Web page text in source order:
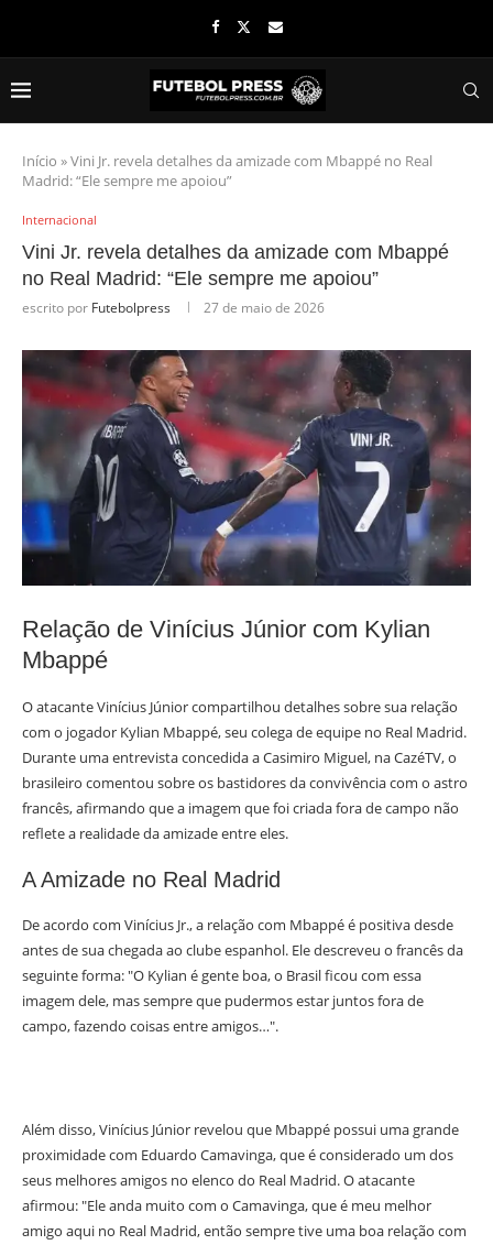
Início »Vini Jr. revela detalhes da amizade com Mbappé no Real
Madrid: “Ele sempre me apoiou”
Internacional
Vini Jr. revela detalhes da amizade com Mbappé
no Real Madrid: “Ele sempre me apoiou”
escrito por Futebolpress 27 de maio de 2026
Relação de Vinícius Júnior com Kylian
Mbappé
O atacante Vinícius Júnior compartilhou detalhes sobre sua relação
com o jogador Kylian Mbappé, seu colega de equipe no Real Madrid.
Durante uma entrevista concedida a Casimiro Miguel, na CazéTV, o
brasileiro comentou sobre os bastidores da convivência com o astro
francês, afirmando que a imagem que foi criada fora de campo não
reflete a realidade da amizade entre eles.
A Amizade no Real Madrid
De acordo com Vinícius Jr., a relação com Mbappé é positiva desde
antes de sua chegada ao clube espanhol. Ele descreveu o francês da
seguinte forma: "O Kylian é gente boa, o Brasil ficou com essa
imagem dele, mas sempre que pudermos estar juntos fora de
campo, fazendo coisas entre amigos…".
Além disso, Vinícius Júnior revelou que Mbappé possui uma grande
proximidade com Eduardo Camavinga, que é considerado um dos
seus melhores amigos no elenco do Real Madrid. O atacante
afirmou: "Ele anda muito com o Camavinga, que é meu melhor
amigo aqui no Real Madrid, então sempre tive uma boa relação com